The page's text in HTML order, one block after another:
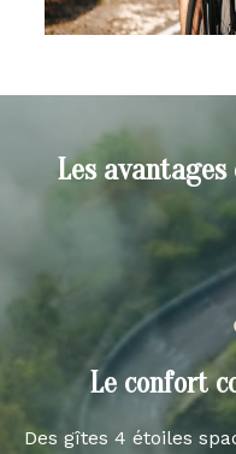
Les avantages
Le confort
Des gîtes 4 étoiles